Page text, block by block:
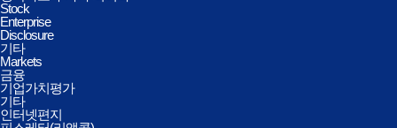
Stock
Enterprise
Disclosure
기타
Markets
금융
기업가치평가
기타
인터넷편지